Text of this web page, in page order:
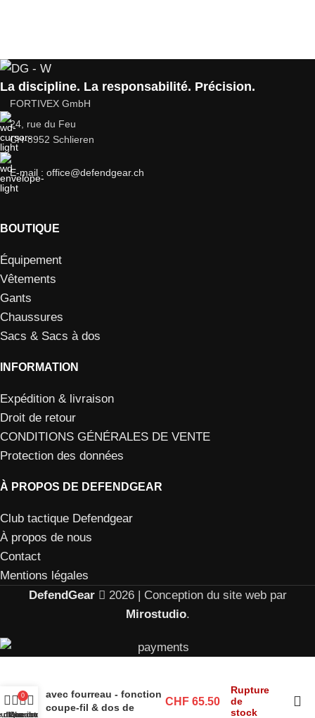
La discipline. La responsabilité. Précision.
FORTIVEX GmbH
24, rue du Feu
CH-8952 Schlieren
E-mail : office@defendgear.ch
BOUTIQUE
Équipement
Vêtements
Gants
Chaussures
Sacs & Sacs à dos
INFORMATION
Expédition & livraison
Droit de retour
CONDITIONS GÉNÉRALES DE VENTE
Protection des données
À PROPOS DE DEFENDGEAR
Club tactique Defendgear
À propos de nous
Contact
Mentions légales
DefendGear
2026 | Conception du site web par
Mirostudio.
avec fourreau - fonction
coupe-fil & dos de
CHF 65.50
Rupture
de
stock
de souhaits
0
Chariot
Mon compte